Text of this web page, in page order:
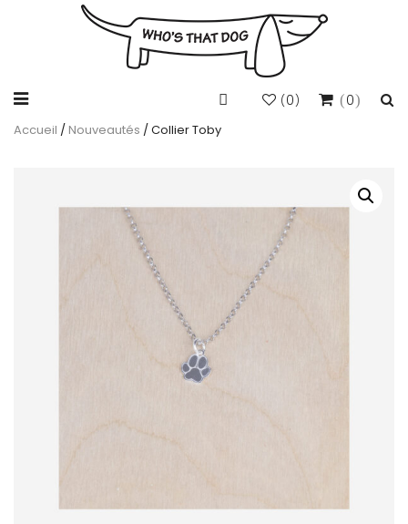
0
(0)
Accueil / Nouveautés / Collier Toby